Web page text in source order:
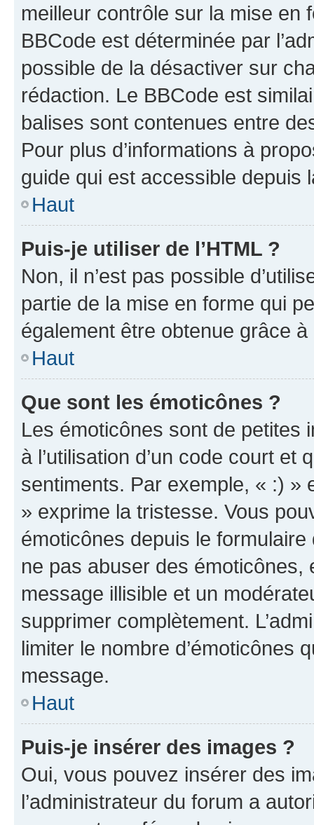
meilleur contrôle sur la mise en
BBCode est déterminée par
possible de la désactiver sur
rédaction. Le BBCode est
balises sont contenues entre
Pour plus d’informations à
guide qui est accessible depuis
Haut
Puis-je utiliser de l’HTML ?
Non, il n’est pas possible
partie de la mise en forme qui
également être obtenue grâce à
Haut
Que sont les émoticônes ?
Les émoticônes sont de petites
à l’utilisation d’un code court et
sentiments. Par exemple, « :) »
» exprime la tristesse. Vous
émoticônes depuis le
ne pas abuser des
message illisible et un
supprimer complètement.
limiter le nombre d’émoticônes
message.
Haut
Puis-je insérer des images ?
Oui, vous pouvez insérer des
l’administrateur du forum a